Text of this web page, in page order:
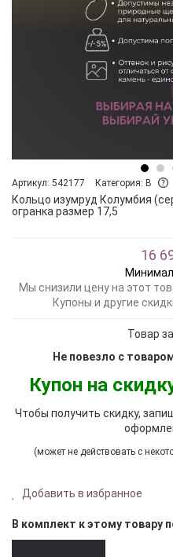
Артикул: 542177 Категория: B
Кольцо изумруд Колумбия
огранка размер 17,5
16
Мы снизили цену на этот
Купоны и другие
Товар
Не повезло с
Купон на
Чтобы получить скидку,
(может не действовать с
Добавить в избранное
В комплект к этому товару